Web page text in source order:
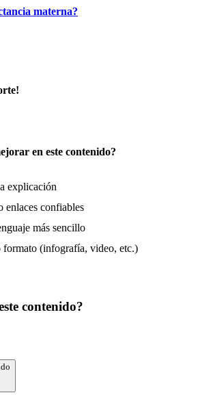
materna?
en este contenido?
explicación
enlaces confiables
más sencillo
formato (infografía, video, etc.)
contenido?